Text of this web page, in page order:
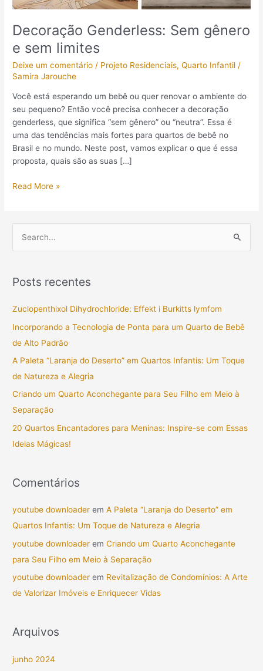
Decoração Genderless: Sem gênero
e sem limites
Deixe um comentário / Projeto Residenciais,Quarto Infantil /
Samira Jarouche
Você está esperando um bebê ou quer renovar o ambiente do
seu pequeno? Então você precisa conhecer a decoração
genderless, que significa “sem gênero” ou “neutra”. Essa é
uma das tendências mais fortes para quartos de bebê no
Brasil e no mundo. Neste post, vamos explicar o que é essa
proposta, quais são as suas […]
Read More »
q
r
p
o
r
:
Posts recentes
Zuclopenthixol Dihydrochloride: Effekt i Burkitts lymfom
Incorporando a Tecnologia de Ponta para um Quarto de Bebê
de Alto Padrão
A Paleta “Laranja do Deserto” em Quartos Infantis: Um Toque
de Natureza e Alegria
Criando um Quarto Aconchegante para Seu Filho em Meio à
Separação
20 Quartos Encantadores para Meninas: Inspire-se com Essas
Ideias Mágicas!
Comentários
youtube downloader emA Paleta “Laranja do Deserto” em
Quartos Infantis: Um Toque de Natureza e Alegria
youtube downloader emCriando um Quarto Aconchegante
para Seu Filho em Meio à Separação
youtube downloader em Revitalização de Condomínios: A Arte
de Valorizar Imóveis e Enriquecer Vidas
Arquivos
junho 2024